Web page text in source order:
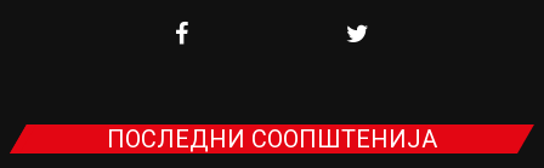
ПОСЛЕДНИ СООПШТЕНИЈА